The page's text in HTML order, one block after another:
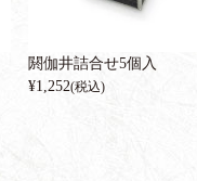
閼伽井詰合せ5個入
¥1,252(税込)